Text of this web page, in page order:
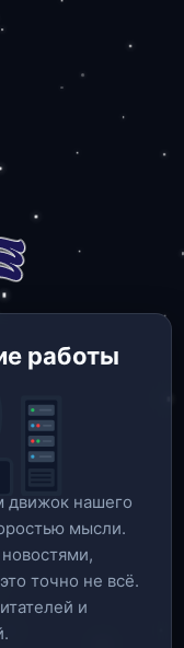
работы
движок нашего
мысли.
точно не всё.
и